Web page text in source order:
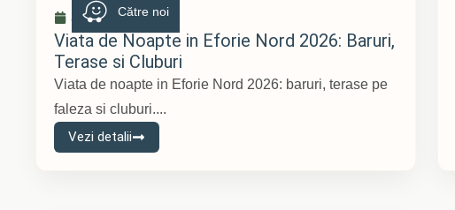
aprilie 9, 2026
Viata de Noapte in Eforie Nord 2026: Baruri,
Terase si Cluburi
Viata de noapte in Eforie Nord 2026: baruri, terase pe
faleza si cluburi....
Vezi detalii
Către noi